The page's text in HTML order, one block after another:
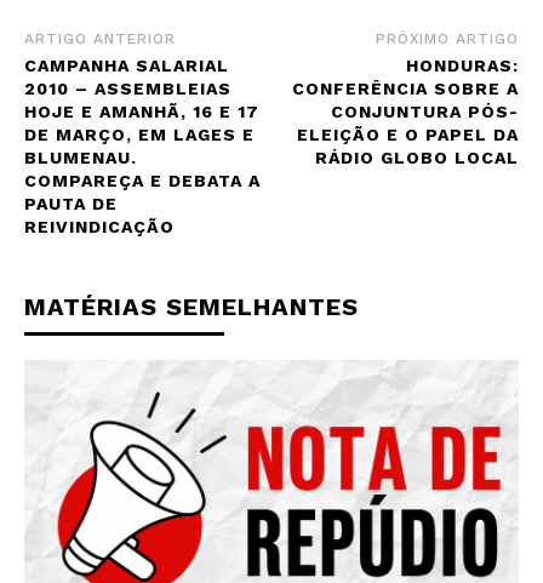
ARTIGO ANTERIOR
CAMPANHA SALARIAL
2010 – ASSEMBLEIAS
HOJE E AMANHÃ, 16 E 17
DE MARÇO, EM LAGES E
BLUMENAU.
COMPAREÇA E DEBATA A
PAUTA DE
REIVINDICAÇÃO
PRÓXIMO ARTIGO
HONDURAS:
CONFERÊNCIA SOBRE A
CONJUNTURA PÓS-
ELEIÇÃO E O PAPEL DA
RÁDIO GLOBO LOCAL
MATÉRIAS SEMELHANTES